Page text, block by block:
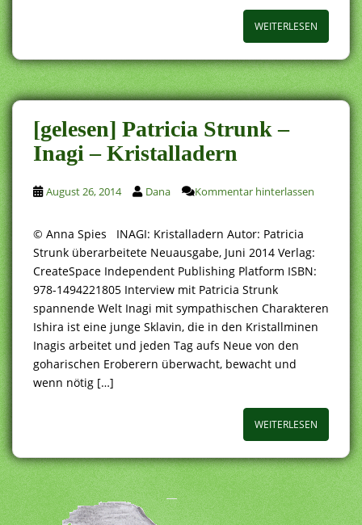
WEITERLESEN
[gelesen] Patricia Strunk –
Inagi – Kristalladern
August 26, 2014 Dana Kommentar hinterlassen
© Anna Spies INAGI: Kristalladern Autor: Patricia
Strunk überarbeitete Neuausgabe, Juni 2014 Verlag:
CreateSpace Independent Publishing Platform ISBN:
978-1494221805 Interview mit Patricia Strunk
spannende Welt Inagi mit sympathischen Charakteren
Ishira ist eine junge Sklavin, die in den Kristallminen
Inagis arbeitet und jeden Tag aufs Neue von den
goharischen Eroberern überwacht, bewacht und
wenn nötig […]
WEITERLESEN